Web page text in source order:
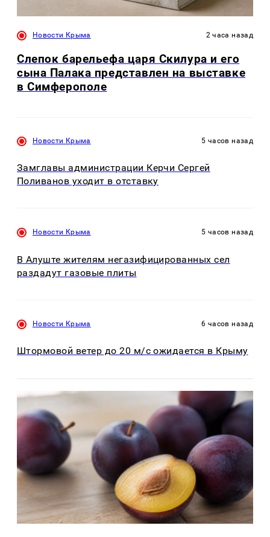
Новости Крыма 2 часа назад
Слепок барельефа царя Скилура и его
сына Палака представлен на выставке
в Симферополе
Новости Крыма 5 часов назад
Замглавы администрации Керчи Сергей
Поливанов уходит в отставку
Новости Крыма 5 часов назад
В Алуште жителям негазифицированных сел
раздадут газовые плиты
Новости Крыма 6 часов назад
Штормовой ветер до 20 м/с ожидается в Крыму